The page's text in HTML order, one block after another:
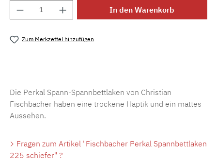
Produkt Anzahl: Gib den gewünschten
In den Warenkorb
Zum Merkzettel hinzufügen
Die Perkal Spann-Spannbettlaken von Christian
Fischbacher haben eine trockene Haptik und ein mattes
Aussehen.
Fragen zum Artikel "Fischbacher Perkal Spannbettlaken
225 schiefer" ?